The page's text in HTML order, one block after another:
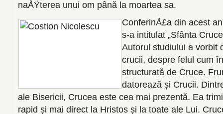
naÅŸterea unui om până la moartea sa.
ConferinÅ£a din acest
s-a intitulat „Sfânta
Autorul studiului a vorbit
crucii, despre felul cum
structurată de Cruce.
datorează și Crucii.
ale Bisericii, Crucea este cea mai prezentă. Ea
rapid și mai direct la Hristos și la toate ale Lui.